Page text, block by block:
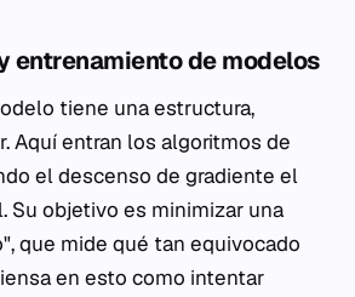
entrenamiento de modelos
tiene una estructura,
Aquí entran los algoritmos de
el descenso de gradiente el
Su objetivo es minimizar una
que mide qué tan equivocado
en esto como intentar